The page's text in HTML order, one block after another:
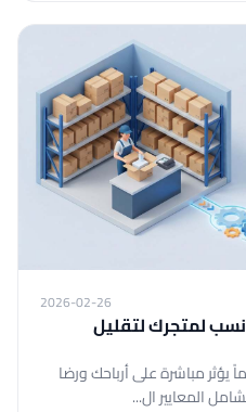
2026-02-26
لمتجرك لتقليل
يؤثر مباشرة على أرباحك ورضا
المعايير ال...